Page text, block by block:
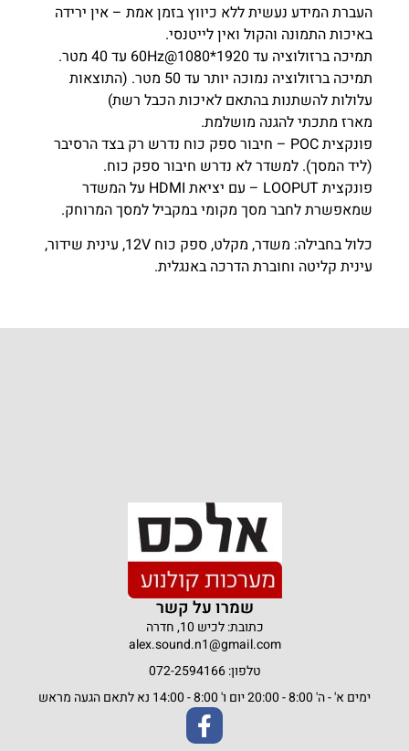
העברת המידע נעשית ללא כיווץ בזמן אמת – אין ירידה
באיכות התמונה והקול ואין לייטנסי.
תמיכה ברזולוציה עד 1920*1080@60Hz עד 40 מטר.
תמיכה ברזולוציה נמוכה יותר עד 50 מטר. (התוצאות
עלולות להשתנות בהתאם לאיכות הכבל רשת)
מארז מתכתי להגנה מושלמת.
פונקצית POC – חיבור ספק כוח נדרש רק בצד הרסיבר
(ליד המסך). למשדר לא נדרש חיבור ספק כוח.
פונקצית LOOPUT – עם יציאת HDMI על המשדר
שמאפשרת לחבר מסך מקומי במקביל למסך המרוחק.
כלול בחבילה: משדר, מקלט, ספק כוח 12V, עינית שידור,
עינית קליטה וחוברת הדרכה באנגלית.
שמרו על קשר
כתובת: לכיש 10, חדרה
alex.sound.n1@gmail.com
טלפון: 072-2594166
ימים א' - ה' 8:00 - 20:00 יום ו' 8:00 - 14:00 נא לתאם הגעה מראש